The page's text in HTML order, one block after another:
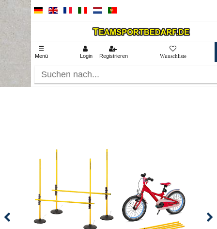
☰
Menü Login Registrieren